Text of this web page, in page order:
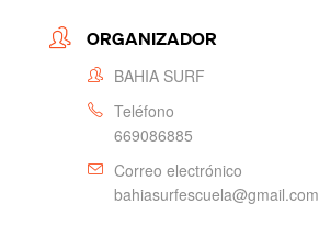
ORGANIZADOR
BAHIA SURF
Teléfono
669086885
Correo electrónico
bahiasurfescuela@gmail.com